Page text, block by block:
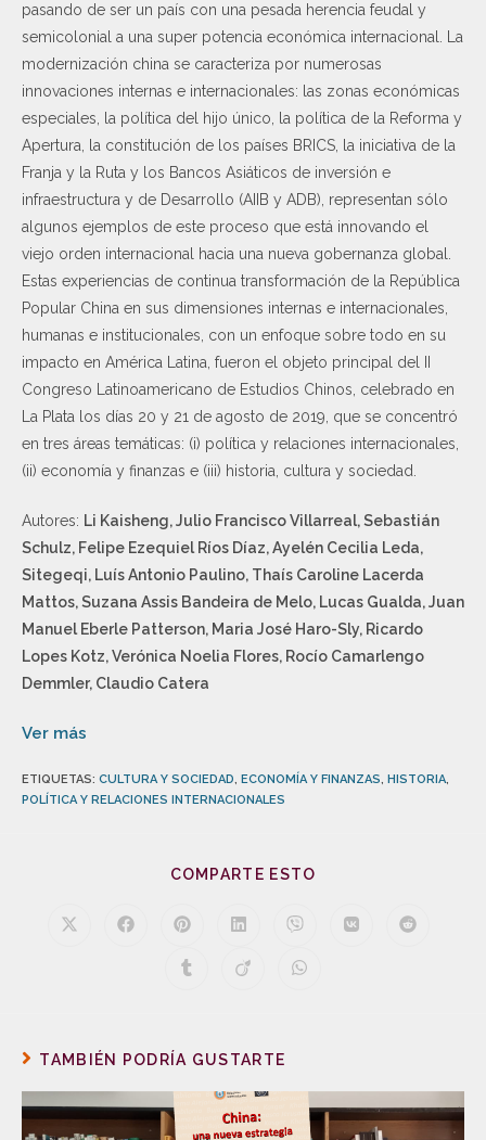
pasando de ser un país con una pesada herencia feudal y
semicolonial a una super potencia económica internacional. La
modernización china se caracteriza por numerosas
innovaciones internas e internacionales: las zonas económicas
especiales, la política del hijo único, la política de la Reforma y
Apertura, la constitución de los países BRICS, la iniciativa de la
Franja y la Ruta y los Bancos Asiáticos de inversión e
infraestructura y de Desarrollo (AIIB y ADB), representan sólo
algunos ejemplos de este proceso que está innovando el
viejo orden internacional hacia una nueva gobernanza global.
Estas experiencias de continua transformación de la República
Popular China en sus dimensiones internas e internacionales,
humanas e institucionales, con un enfoque sobre todo en su
impacto en América Latina, fueron el objeto principal del II
Congreso Latinoamericano de Estudios Chinos, celebrado en
La Plata los días 20 y 21 de agosto de 2019, que se concentró
en tres áreas temáticas: (i) política y relaciones internacionales,
(ii) economía y finanzas e (iii) historia, cultura y sociedad.
Autores: Li Kaisheng, Julio Francisco Villarreal, Sebastián
Schulz, Felipe Ezequiel Ríos Díaz, Ayelén Cecilia Leda,
Sitegeqi, Luís Antonio Paulino, Thaís Caroline Lacerda
Mattos, Suzana Assis Bandeira de Melo, Lucas Gualda, Juan
Manuel Eberle Patterson, Maria José Haro-Sly, Ricardo
Lopes Kotz, Verónica Noelia Flores, Rocío Camarlengo
Demmler, Claudio Catera
Ver más
ETIQUETAS: CULTURA Y SOCIEDAD, ECONOMÍA Y FINANZAS, HISTORIA,
POLÍTICA Y RELACIONES INTERNACIONALES
COMPARTE ESTO
TAMBIÉN PODRÍA GUSTARTE